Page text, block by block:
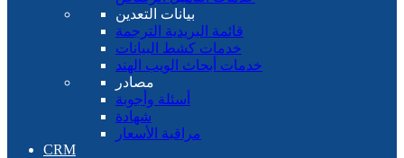
بيانات التعدين
قائمة البريدية الترجمة
خدمات كشط البيانات
خدمات أبحاث الويب الهند
مصادر
أسئلة وأجوبة
شهادة
مراقبة الأسعار
CRM